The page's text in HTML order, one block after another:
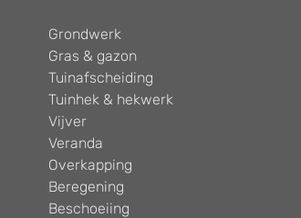
Grondwerk
Gras & gazon
Tuinafscheiding
Tuinhek & hekwerk
Vijver
Veranda
Overkapping
Beregening
Beschoeiing